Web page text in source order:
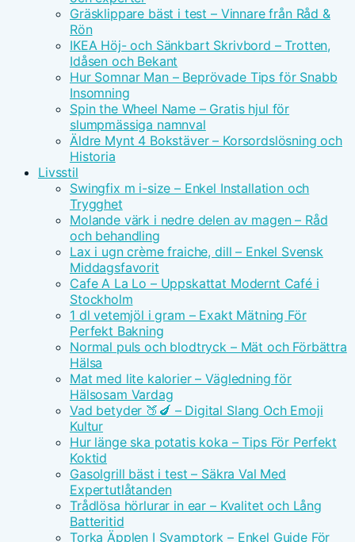
Gräsklippare bäst i test – Vinnare från Råd &
Rön
IKEA Höj- och Sänkbart Skrivbord – Trotten,
Idåsen och Bekant
Hur Somnar Man – Beprövade Tips för Snabb
Insomning
Spin the Wheel Name – Gratis hjul för
slumpmässiga namnval
Äldre Mynt 4 Bokstäver – Korsordslösning och
Historia
Livsstil
Swingfix m i-size – Enkel Installation och
Trygghet
Molande värk i nedre delen av magen – Råd
och behandling
Lax i ugn crème fraiche, dill – Enkel Svensk
Middagsfavorit
Cafe A La Lo – Uppskattat Modernt Café i
Stockholm
1 dl vetemjöl i gram – Exakt Mätning För
Perfekt Bakning
Normal puls och blodtryck – Mät och Förbättra
Hälsa
Mat med lite kalorier – Vägledning för
Hälsosam Vardag
Vad betyder 🍑🍆 – Digital Slang Och Emoji
Kultur
Hur länge ska potatis koka – Tips För Perfekt
Koktid
Gasolgrill bäst i test – Säkra Val Med
Expertutlåtanden
Trådlösa hörlurar in ear – Kvalitet och Lång
Batteritid
Torka Äpplen I Svamptork – Enkel Guide För